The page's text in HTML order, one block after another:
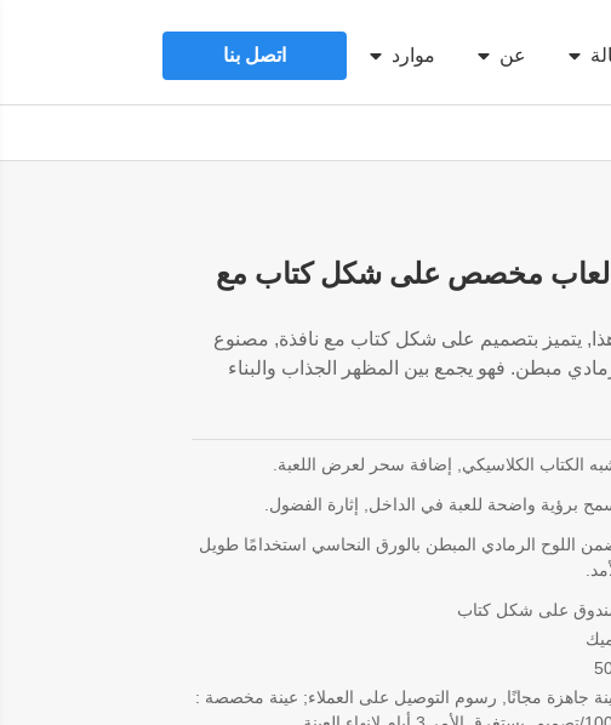
عن موارد اتصل بنا
مخصص على شكل كتاب مع
يتميز بتصميم على شكل كتاب مع نافذة, مصنوع
مبطن. فهو يجمع بين المظهر الجذاب والبناء
الكتاب الكلاسيكي, إضافة سحر لعرض اللعبة.
برؤية واضحة للعبة في الداخل, إثارة الفضول.
اللوح الرمادي المبطن بالورق النحاسي استخدامًا طويل
على شكل كتاب
جاهزة مجانًا, رسوم التوصيل على العملاء; عينة مخصصة :